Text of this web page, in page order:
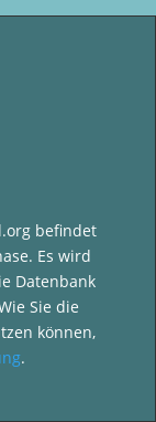
befindet
Es wird
Datenbank
Sie die
können,
.